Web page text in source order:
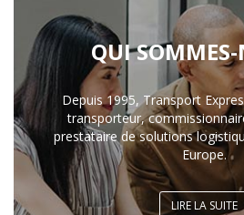
QUI SOMMES-
Depuis 1995, Transport
transporteur,
prestataire de solutions
Europe.
LIRE LA SUITE